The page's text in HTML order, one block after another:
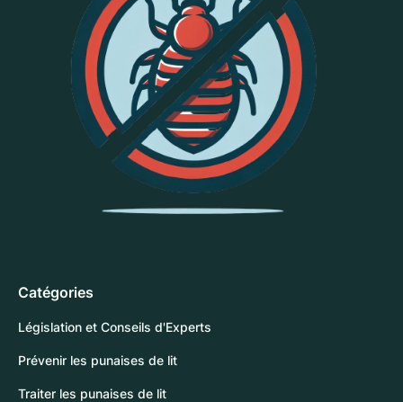
Catégories
Législation et Conseils d'Experts
Prévenir les punaises de lit
Traiter les punaises de lit